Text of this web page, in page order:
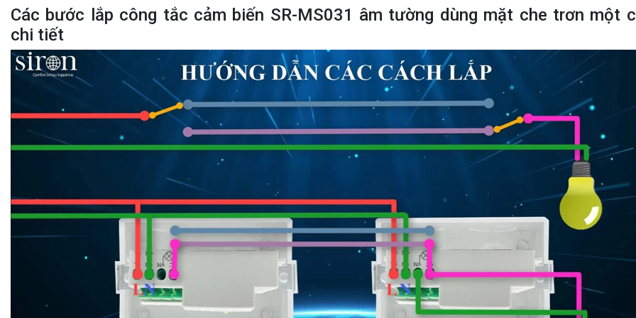
Các bước lắp công tắc cảm biến SR-MS031 âm tường dùng mặt che trơn một
chi tiết